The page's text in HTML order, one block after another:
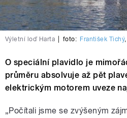
Výletní loď Harta foto: František Tichý
O speciální plavidlo je
průměru absolvuje až pět
elektrickým motorem uveze
„Počítali jsme se zvýšeným